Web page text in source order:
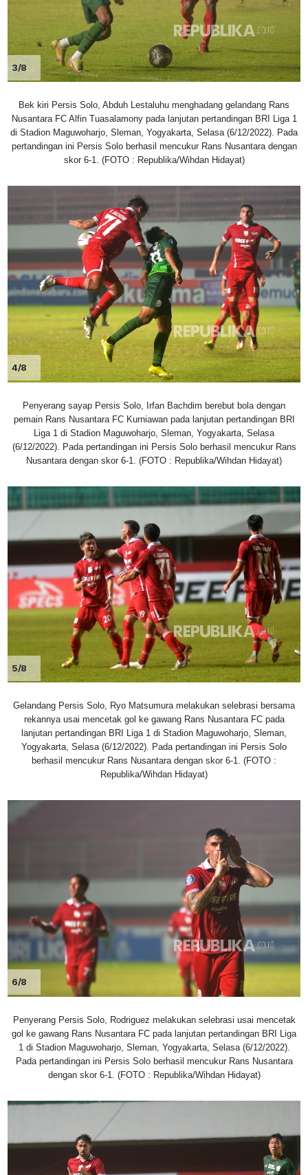
3/8
Bek kiri Persis Solo, Abduh Lestaluhu menghadang gelandang Rans
Nusantara FC Alfin Tuasalamony pada lanjutan pertandingan BRI Liga 1
di Stadion Maguwoharjo, Sleman, Yogyakarta, Selasa (6/12/2022). Pada
pertandingan ini Persis Solo berhasil mencukur Rans Nusantara dengan
skor 6-1. (FOTO : Republika/Wihdan Hidayat)
4/8
Penyerang sayap Persis Solo, Irfan Bachdim berebut bola dengan
pemain Rans Nusantara FC Kurniawan pada lanjutan pertandingan BRI
Liga 1 di Stadion Maguwoharjo, Sleman, Yogyakarta, Selasa
(6/12/2022). Pada pertandingan ini Persis Solo berhasil mencukur Rans
Nusantara dengan skor 6-1. (FOTO : Republika/Wihdan Hidayat)
5/8
Gelandang Persis Solo, Ryo Matsumura melakukan selebrasi bersama
rekannya usai mencetak gol ke gawang Rans Nusantara FC pada
lanjutan pertandingan BRI Liga 1 di Stadion Maguwoharjo, Sleman,
Yogyakarta, Selasa (6/12/2022). Pada pertandingan ini Persis Solo
berhasil mencukur Rans Nusantara dengan skor 6-1. (FOTO :
Republika/Wihdan Hidayat)
6/8
Penyerang Persis Solo, Rodriguez melakukan selebrasi usai mencetak
gol ke gawang Rans Nusantara FC pada lanjutan pertandingan BRI Liga
1 di Stadion Maguwoharjo, Sleman, Yogyakarta, Selasa (6/12/2022).
Pada pertandingan ini Persis Solo berhasil mencukur Rans Nusantara
dengan skor 6-1. (FOTO : Republika/Wihdan Hidayat)